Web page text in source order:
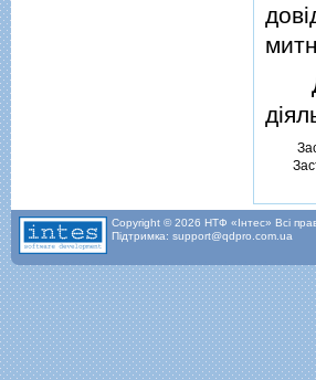
Copyright © 2026 НТФ «Інтес» Всі
Підтримка: support@qdpro.com.ua